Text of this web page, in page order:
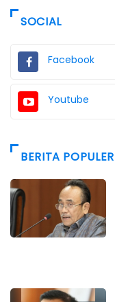
SOCIAL
Facebook
Youtube
BERITA POPULER